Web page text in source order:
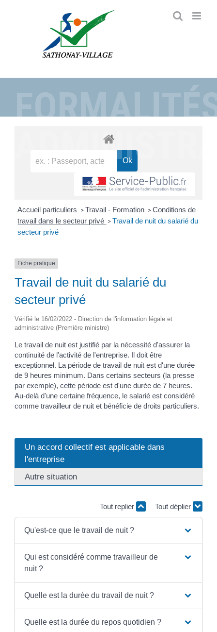
Accueil particuliers > Travail - Formation > Conditions de
travail dans le secteur privé > Travail de nuit du salarié du
secteur privé
Fiche pratique
Travail de nuit du salarié du
secteur privé
Vérifié le 16/02/2022 - Direction de l'information légale et
administrative (Première ministre)
Le travail de nuit est justifié par la nécessité d'assurer la
continuité de l'activité de l'entreprise. Il doit être
exceptionnel. La période de travail de nuit est d'une durée
de 9 heures minimum. Dans certains secteurs (la presse
par exemple), cette période est d'une durée de 7 heures.
Au-delà d'une certaine fréquence, le salarié est considéré
comme travailleur de nuit et bénéficie de droits particuliers.
Un accord collectif est applicable dans
l'entreprise
Autre situation
Tout replier Tout déplier
Qu'est-ce que le travail de nuit ?
Qui est considéré comme travailleur de
nuit ?
Quelle est la durée du travail de nuit ?
Quelle est la durée du repos quotidien ?